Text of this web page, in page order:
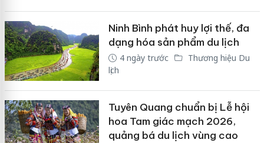
Ninh Bình phát huy lợi thế, đa
dạng hóa sản phẩm du lịch
4 ngày trước
Thương hiệu Du
lịch
Tuyên Quang chuẩn bị Lễ hội
hoa Tam giác mạch 2026,
quảng bá du lịch vùng cao